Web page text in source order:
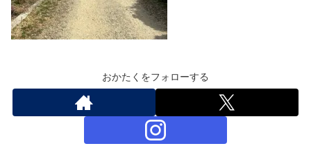
おかたくをフォローする